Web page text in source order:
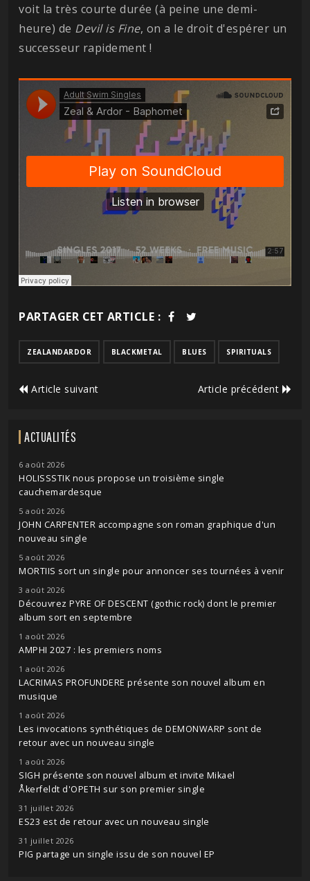
voit la très courte durée (à peine une demi-
heure) de Devil is Fine, on a le droit d'espérer un
successeur rapidement !
PARTAGER CET ARTICLE :
ZEALANDARDOR BLACKMETAL BLUES SPIRITUALS
Article suivant Article précédent
ACTUALITÉS
6 août 2026
HOLISSSTIK nous propose un troisième single
cauchemardesque
5 août 2026
JOHN CARPENTER accompagne son roman graphique d'un
nouveau single
5 août 2026
MORTIIS sort un single pour annoncer ses tournées à venir
3 août 2026
Découvrez PYRE OF DESCENT (gothic rock) dont le premier
album sort en septembre
1 août 2026
AMPHI 2027 : les premiers noms
1 août 2026
LACRIMAS PROFUNDERE présente son nouvel album en
musique
1 août 2026
Les invocations synthétiques de DEMONWARP sont de
retour avec un nouveau single
1 août 2026
SIGH présente son nouvel album et invite Mikael
Åkerfeldt d'OPETH sur son premier single
31 juillet 2026
ES23 est de retour avec un nouveau single
31 juillet 2026
PIG partage un single issu de son nouvel EP